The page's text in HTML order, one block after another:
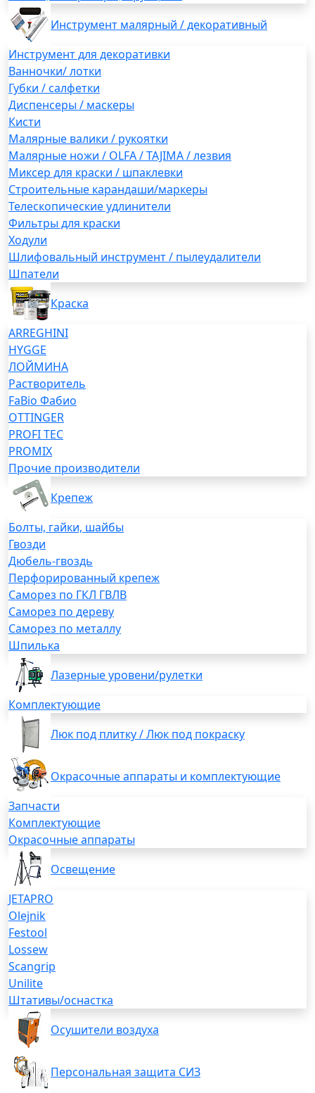
Инструмент малярный / декоративный
Инструмент для декоративки
Ванночки/ лотки
Губки / салфетки
Диспенсеры / маскеры
Кисти
Малярные валики / рукоятки
Малярные ножи / OLFA / TAJIMA / лезвия
Миксер для краски / шпаклевки
Строительные карандаши/маркеры
Телескопические удлинители
Фильтры для краски
Ходули
Шлифовальный инструмент / пылеудалители
Шпатели
Краска
ARREGHINI
HYGGE
ЛОЙМИНА
Растворитель
FaBio Фабио
OTTINGER
PROFI TEC
PROMIX
Прочие производители
Крепеж
Болты, гайки, шайбы
Гвозди
Дюбель-гвоздь
Перфорированный крепеж
Саморез по ГКЛ ГВЛВ
Саморез по дереву
Саморез по металлу
Шпилька
Лазерные уровени/рулетки
Комплектующие
Люк под плитку / Люк под покраску
Окрасочные аппараты и комплектующие
Запчасти
Комплектующие
Окрасочные аппараты
Освещение
JETAPRO
Olejnik
Festool
Lossew
Scangrip
Unilite
Штативы/оснастка
Осушители воздуха
Персональная защита СИЗ